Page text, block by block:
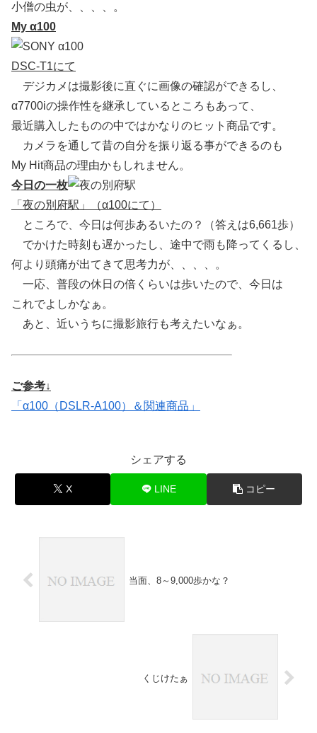
小僧の虫が、、、、。
My α100
DSC-T1にて
デジカメは撮影後に直ぐに画像の確認ができるし、
α7700iの操作性を継承しているところもあって、
最近購入したものの中ではかなりのヒット商品です。
カメラを通して昔の自分を振り返る事ができるのも
My Hit商品の理由かもしれません。
今日の一枚
「夜の別府駅」（α100にて）
ところで、今日は何歩あるいたの？（答えは6,661歩）
でかけた時刻も遅かったし、途中で雨も降ってくるし、
何より頭痛が出てきて思考力が、、、、。
一応、普段の休日の倍くらいは歩いたので、今日は
これでよしかなぁ。
あと、近いうちに撮影旅行も考えたいなぁ。
ご参考↓
「α100（DSLR-A100）＆関連商品」
シェアする
X LINE コピー
当面、8～9,000歩かな？
くじけたぁ